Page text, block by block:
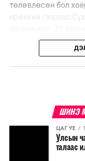
төлөвлөсөн бол
ерөнхий газраас
Төслийг бүрэн
Трамвайн
суурилсан хот
зогсоолуудыг
сууцны шинэ
зэрэгцээ ажлын
ШИНЭ
ЦАГ ҮЕ
Улсын
талаас